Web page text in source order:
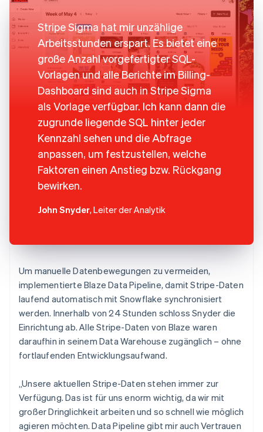
Stripe Sigma hat mir unzählige
Arbeitsstunden erspart. Es bietet eine
große Anzahl vorgefertigter SQL-
Vorlagen und alle Berichte im Billing-
Dashboard sind auch in Stripe Sigma
als Vorlage verfügbar. Ich kann dann die
zugrunde liegende SQL hinter jeder
Kennzahl sehen und die Abfrage
anpassen, um festzustellen, welche
Faktoren einen Anstieg bzw. Rückgang
bewirken.
John Snyder, Leiter der Analytik
Um manuelle Datenbewegungen zu vermeiden,
implementierte Blaze Data Pipeline, damit Stripe-Daten
laufend automatisch mit Snowflake synchronisiert
werden. Innerhalb von 24 Stunden schloss Snyder die
Einrichtung ab. Alle Stripe-Daten von Blaze waren
daraufhin in seinem Data Warehouse zugänglich – ohne
fortlaufenden Entwicklungsaufwand.
„Unsere aktuellen Stripe-Daten stehen immer zur
Verfügung. Das ist für uns enorm wichtig, da wir mit
großer Dringlichkeit arbeiten und so schnell wie möglich
agieren möchten. Data Pipeline gibt mir auch Vertrauen